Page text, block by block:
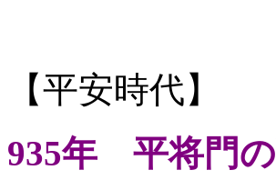
【平安時代】
935年 平将門